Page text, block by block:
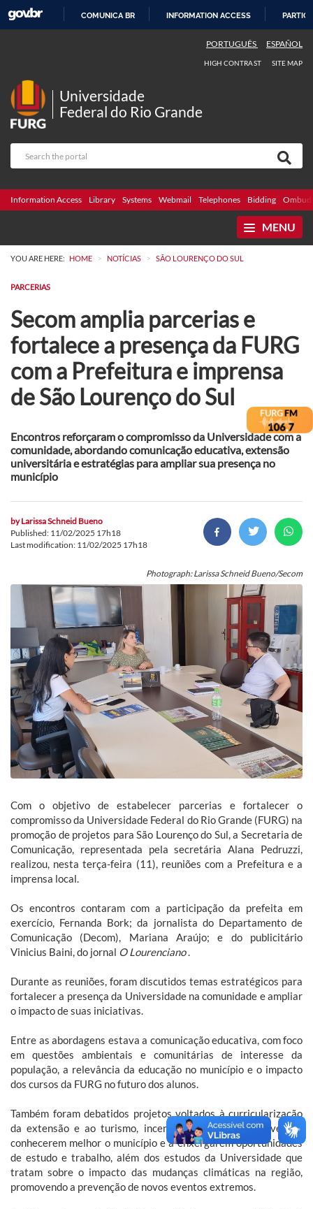
COMUNICA BR INFORMATION ACCESS
PORTUGUÊS ESPAÑOL
HIGH CONTRAST SITE MAP
Universidade
Federal do Rio Grande
Information Access Library Systems Webmail Telephones Bidding
MENU
YOU ARE HERE: HOME > NOTÍCIAS > SÃO LOURENÇO DO SUL
PARCERIAS
Secom amplia parcerias e
fortalece a presença da FURG
com a Prefeitura e imprensa
de São Lourenço do Sul
Encontros reforçaram o compromisso da Universidade com a
comunidade, abordando comunicação educativa, extensão
universitária e estratégias para ampliar sua presença no
município
byLarissa Schneid Bueno
Published: 11/02/2025 17h18
Last modification: 11/02/2025 17h18
Photograph: Larissa Schneid Bueno/Secom
Com o objetivo de estabelecer parcerias e fortalecer o
compromisso da Universidade Federal do Rio Grande (FURG) na
promoção de projetos para São Lourenço do Sul, a Secretaria de
Comunicação, representada pela secretária Alana Pedruzzi,
realizou, nesta terça-feira (11), reuniões com a Prefeitura e a
imprensa local.
Os encontros contaram com a participação da prefeita em
exercício, Fernanda Bork; da jornalista do Departamento de
Comunicação (Decom), Mariana Araújo; e do publicitário
Vinicius Baini, do jornal O Lourenciano.
Durante as reuniões, foram discutidos temas estratégicos para
fortalecer a presença da Universidade na comunidade e ampliar
o impacto de suas iniciativas.
Entre as abordagens estava a comunicação educativa, com foco
em questões ambientais e comunitárias de interesse da
população, a relevância da educação no município e o impacto
dos cursos da FURG no futuro dos alunos.
Também foram debatidos projetos voltados à curricularização
da extensão e ao turismo, incentivando crianças e jovens a
conhecerem melhor o município e a enxergarem oportunidades
de estudo e trabalho, além dos estudos da Universidade que
tratam sobre o impacto das mudanças climáticas na região,
promovendo a prevenção de novos eventos extremos.